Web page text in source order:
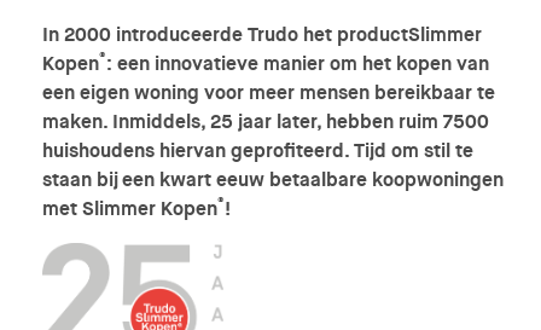
In 2000 introduceerde Trudo het productSlimmer
Kopen®: een innovatieve manier om het kopen van
een eigen woning voor meer mensen bereikbaar te
maken. Inmiddels, 25 jaar later, hebben ruim 7500
huishoudens hiervan geprofiteerd. Tijd om stil te
staan bij een kwart eeuw betaalbare koopwoningen
met Slimmer Kopen®!